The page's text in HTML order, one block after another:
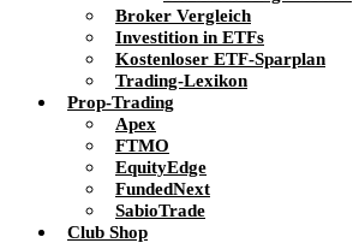
Broker Vergleich
Investition in ETFs
Kostenloser ETF-Sparplan
Trading-Lexikon
Prop-Trading
Apex
FTMO
EquityEdge
FundedNext
SabioTrade
Club Shop